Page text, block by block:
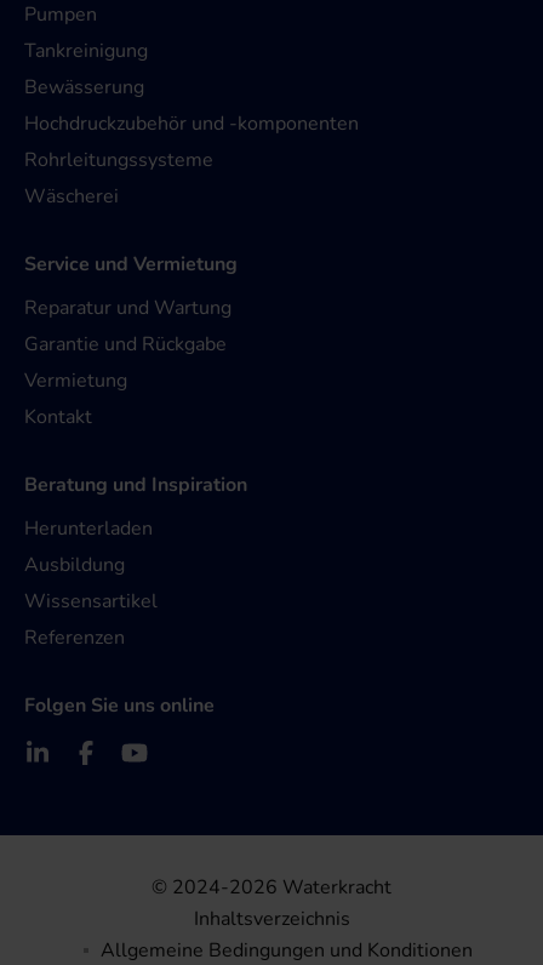
Pumpen
Tankreinigung
Bewässerung
Hochdruckzubehör und -komponenten
Rohrleitungssysteme
Wäscherei
Service und Vermietung
Reparatur und Wartung
Garantie und Rückgabe
Vermietung
Kontakt
Beratung und Inspiration
Herunterladen
Ausbildung
Wissensartikel
Referenzen
Folgen Sie uns online
© 2024-2026 Waterkracht
Inhaltsverzeichnis
Allgemeine Bedingungen und Konditionen